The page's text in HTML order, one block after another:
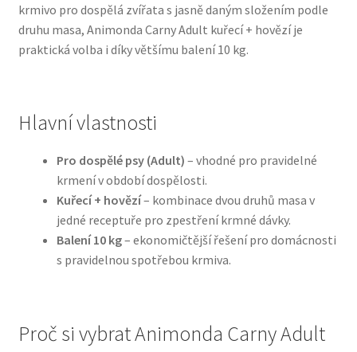
Granule pro psy
Natural Trainer pro psy — Italské krmivo s
Happy Dog — Německá kvalita a přirozené složení
Hill’s pro psy
Hračky pro psy
Konzervy a kapsičky pro psy
Oblečky pro psy
krmivo pro dospělá zvířata s jasně daným složením podle
druhu masa, Animonda Carny Adult kuřecí + hovězí je
praktická volba i díky většímu balení 10 kg.
Hlavní vlastnosti
Pro dospělé psy (Adult) – vhodné pro pravidelné
krmení v období dospělosti.
Kuřecí + hovězí– kombinace dvou druhů masa v
jedné receptuře pro zpestření krmné dávky.
Balení 10 kg– ekonomičtější řešení pro domácnosti
s pravidelnou spotřebou krmiva.
Proč si vybrat Animonda Carny Adult